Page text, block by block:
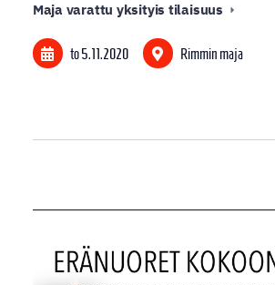
Maja varattu yksityis tilaisuus
to 5.11.2020 Rimmin maja